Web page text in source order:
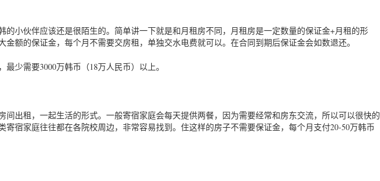
的小伙伴应该还是很陌生的。简单讲一下就是和月租房不同，月租房是一定数量的保证金+月租的形
金额的保证金，每个月不需要交房租，单独交水电费就可以。在合同到期后保证金会如数退还。
少需要3000万韩币（18万人民币）以上。
间出租，一起生活的形式。一般寄宿家庭会每天提供两餐，因为需要经常和房东交流，所以可以很快的
寄宿家庭往往都在各院校周边，非常容易找到。住这样的房子不需要保证金，每个月支付20-50万韩币